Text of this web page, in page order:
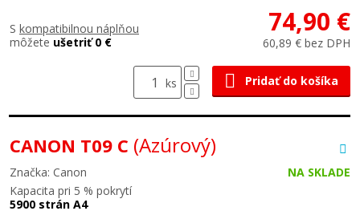
S kompatibilnou náplňou
môžete ušetriť 0 €
74,90 €
60,89 € bez DPH
ks Pridať do košíka
CANON T09 C (Azúrový)
Značka: Canon
NA SKLADE
Kapacita pri 5 % pokrytí
5900 strán A4